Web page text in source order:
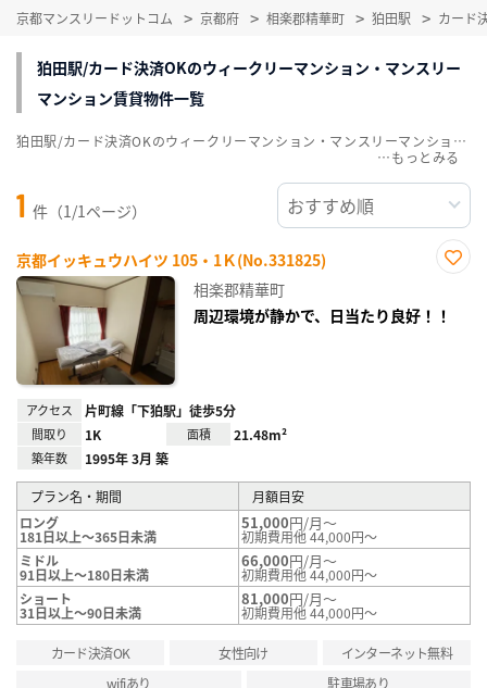
京都マンスリードットコム 京都府 相楽郡精華町 狛田駅 カード
狛田駅/カード決済OKのウィークリーマンション・マンスリー
マンション賃貸物件一覧
1 件（1/1ページ）
京都イッキュウハイツ 105・1Ｋ(No.331825)
り登
録
相楽郡精華町
周辺環境が静かで、日当たり良好！！
アクセス 片町線「下狛駅」徒歩5分
間取り 1K 面積 21.48m²
築年数 1995年 3月 築
プラン名・期間
月額目安
ロング
181日以上～365日未満
51,000円/月～
初期費用他 44,000円～
ミドル
91日以上～180日未満
66,000円/月～
初期費用他 44,000円～
ショート
31日以上～90日未満
81,000円/月～
初期費用他 44,000円～
カード決済OK 女性向け
インターネット無料
wifiあり
駐車場あり
狛田駅/カード決済OKのウィークリーマンション・マンスリーマンション賃貸物件一覧を掲載中。敷金・礼金無料、家具・家電付をご紹介。こだわり条件での絞込みも簡単！
…